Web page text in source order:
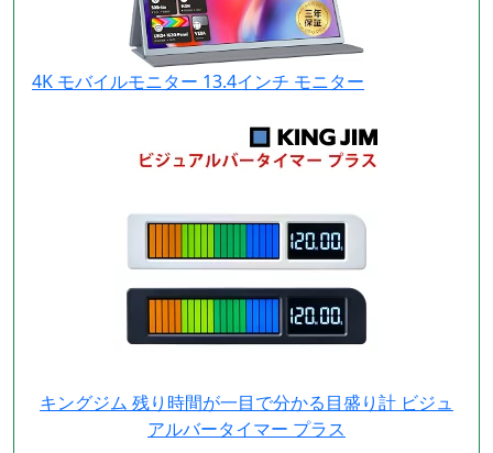
4K モバイルモニター 13.4インチ モニター
キングジム 残り時間が一目で分かる目盛り計 ビジュ
アルバータイマー プラス